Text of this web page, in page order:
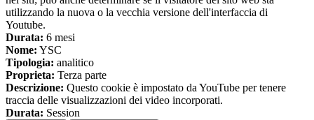
utilizzando la nuova o la vecchia versione dell'interfaccia di
Youtube.
Durata: 6 mesi
Nome: YSC
Tipologia: analitico
Proprieta: Terza parte
Descrizione: Questo cookie è impostato da YouTube per tenere
traccia delle visualizzazioni dei video incorporati.
Durata: Session